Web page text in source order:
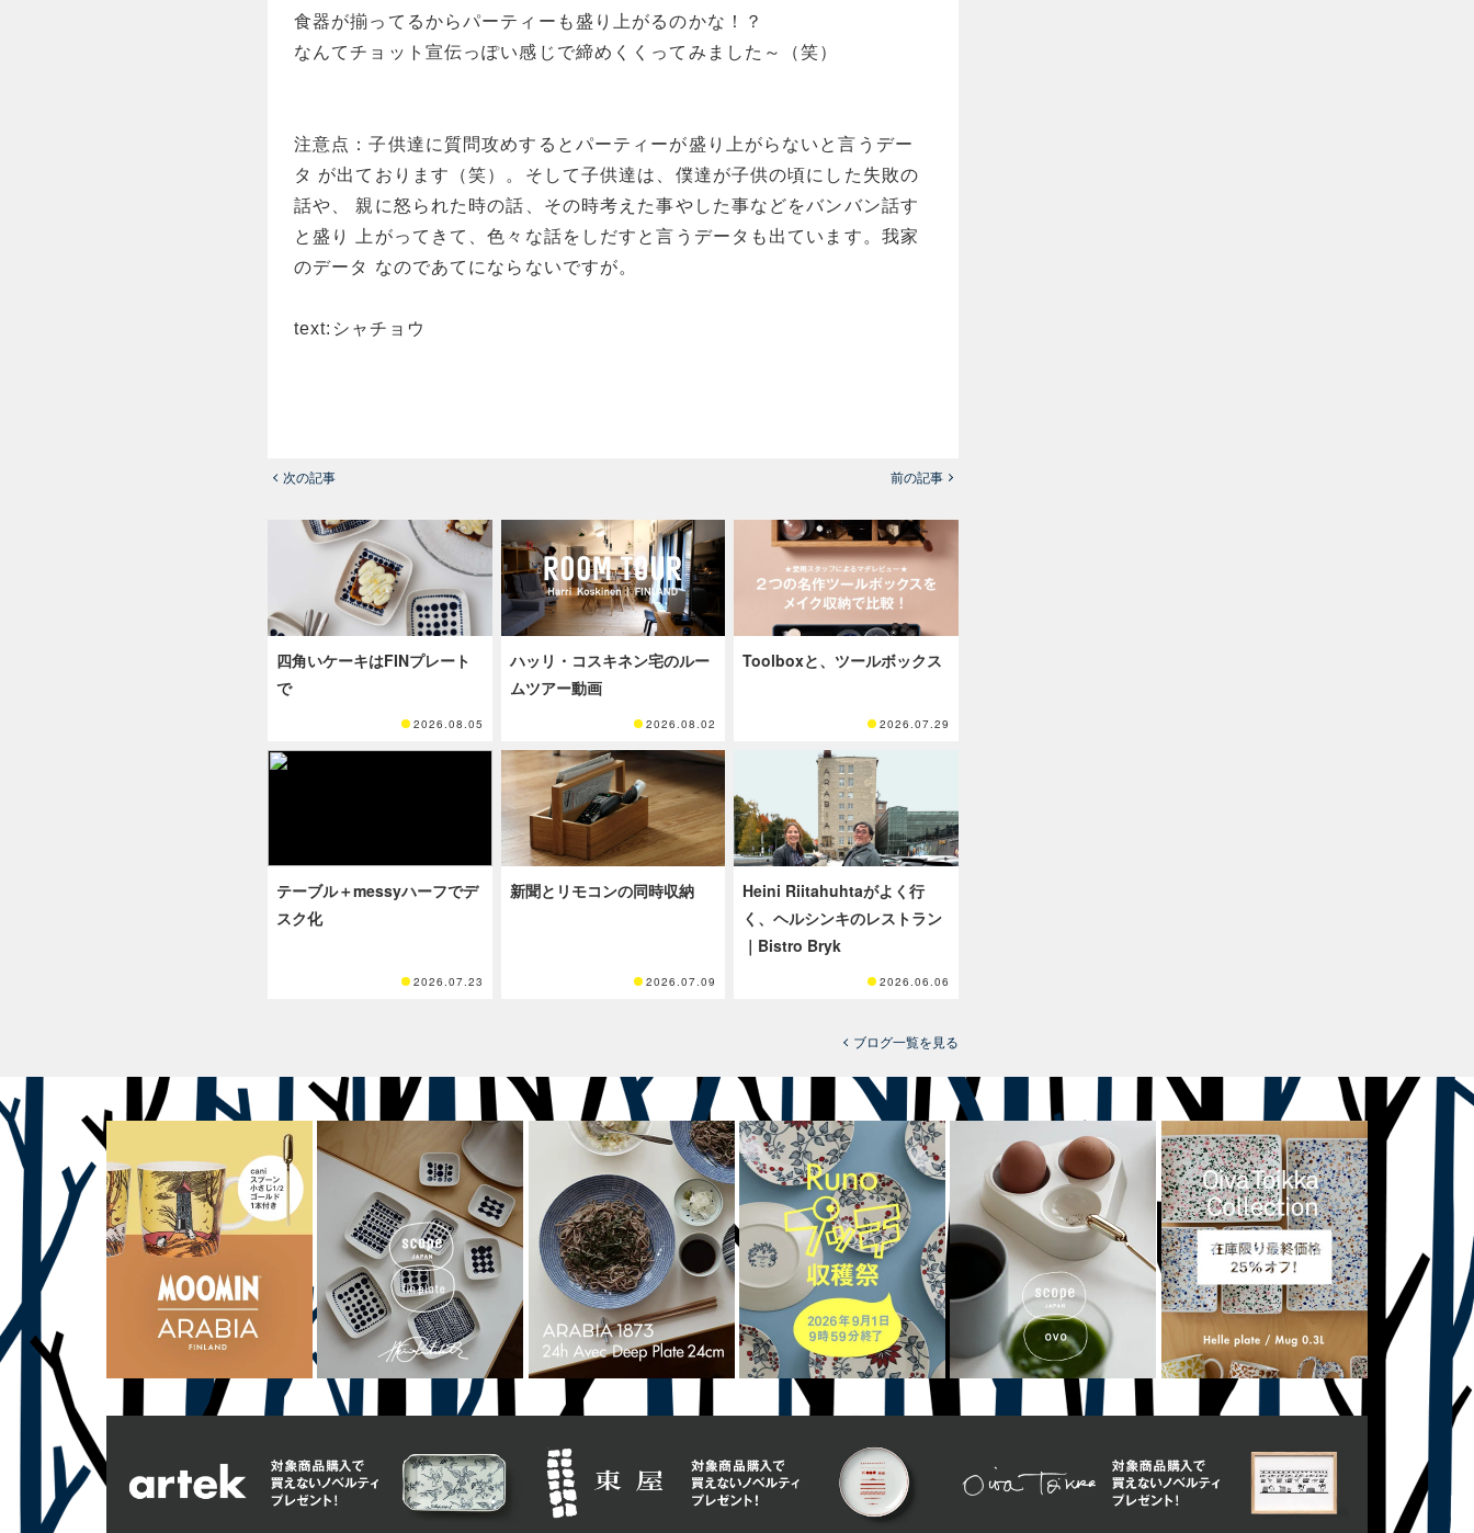
食器が揃ってるからパーティーも盛り上がるのかな！？
なんてチョット宣伝っぽい感じで締めくくってみました～（笑）
注意点：子供達に質問攻めするとパーティーが盛り上がらないと言うデー
タ が出ております（笑）。そして子供達は、僕達が子供の頃にした失敗の
話や、 親に怒られた時の話、その時考えた事やした事などをバンバン話す
と盛り 上がってきて、色々な話をしだすと言うデータも出ています。我家
のデータ なのであてにならないですが。
text:シャチョウ
次の記事 前の記事
四角いケーキはFINプレート
で
2026.08.05
ハッリ・コスキネン宅のルー
ムツアー動画
2026.08.02
Toolboxと、ツールボックス
2026.07.29
テーブル＋messyハーフでデ
スク化
2026.07.23
新聞とリモコンの同時収納
2026.07.09
Heini Riitahuhtaがよく行
く、ヘルシンキのレストラン
｜Bistro Bryk
2026.06.06
ブログ一覧を見る